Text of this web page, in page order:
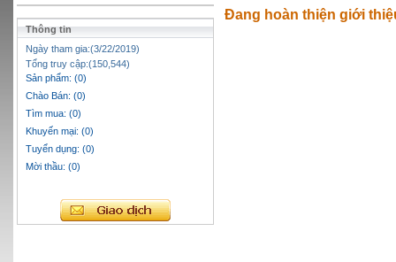
Thông tin
Ngày tham gia:(3/22/2019)
Tổng truy cập:(150,544)
Sản phẩm: (0)
Chào Bán: (0)
Tìm mua: (0)
Khuyến mại: (0)
Tuyển dụng: (0)
Mời thầu: (0)
Đang hoàn thiện giới